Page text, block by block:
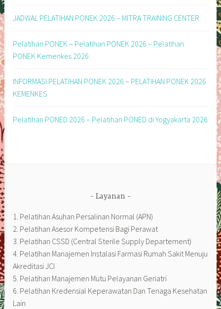
JADWAL PELATIHAN PONEK 2026 – MITRA TRAINING CENTER
Pelatihan PONEK – Pelatihan PONEK 2026 – Pelatihan
PONEK Kemenkes 2026
INFORMASI PELATIHAN PONEK 2026 – PELATIHAN PONEK 2026
KEMENKES
Pelatihan PONED 2026 – Pelatihan PONED di Yogyakarta 2026
Layanan
1. Pelatihan Asuhan Persalinan Normal (APN)
2. Pelatihan Asesor Kompetensi Bagi Perawat
3. Pelatihan CSSD (Central Sterile Supply Departement)
4. Pelatihan Manajemen Instalasi Farmasi Rumah Sakit Menuju
Akreditasi JCI
5. Pelatihan Manajemen Mutu Pelayanan Geriatri
6. Pelatihan Kredensial Keperawatan Dan Tenaga Kesehatan
Lain